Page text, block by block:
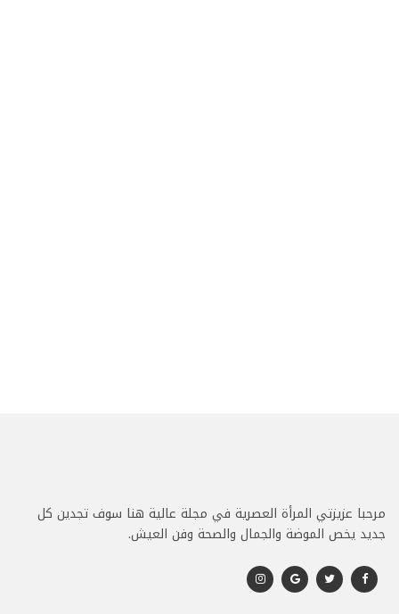
مرحبا عزيزتي المرأة العصرية في مجلة عالية هنا سوف تجدين كل
جديد يخص الموضة والجمال والصحة وفن العيش.